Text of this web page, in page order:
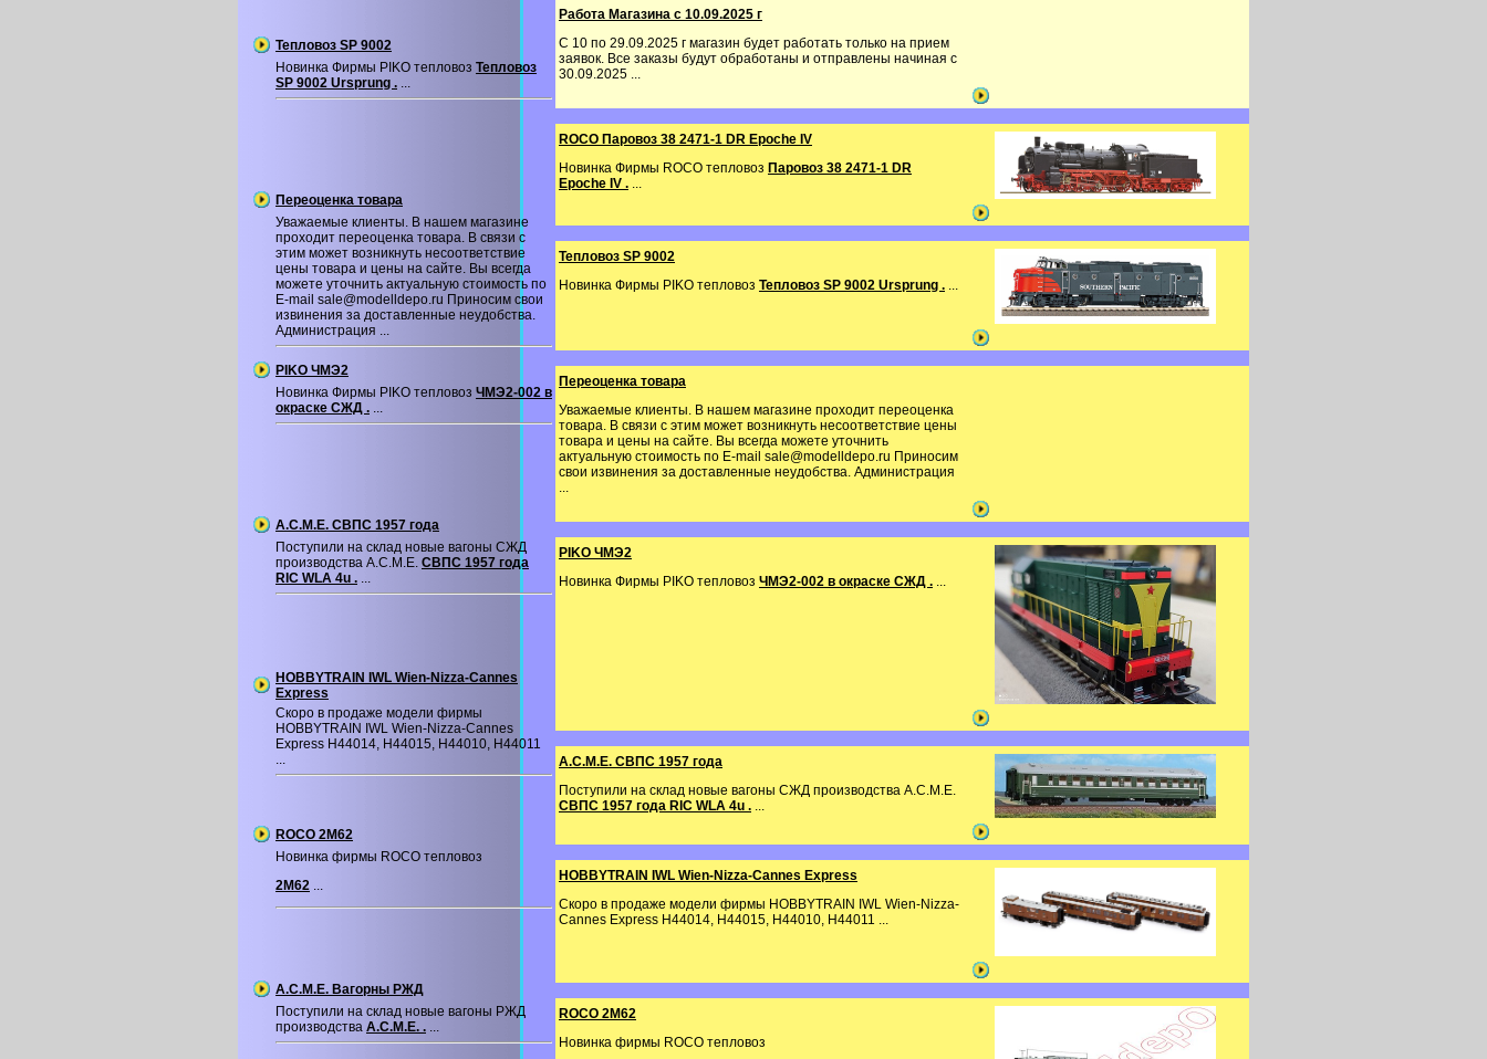
Тепловоз SP 9002
Новинка Фирмы PIKO тепловоз Тепловоз
SP 9002 Ursprung . ...
Переоценка товара
Уважаемые клиенты. В нашем магазине
проходит переоценка товара. В связи с
этим может возникнуть несоответствие
цены товара и цены на сайте. Вы всегда
можете уточнить актуальную стоимость по
E-mail sale@modelldepo.ru Приносим свои
извинения за доставленные неудобства.
Администрация ...
PIKO ЧМЭ2
Новинка Фирмы PIKO тепловоз ЧМЭ2-002 в
окраске СЖД . ...
A.C.M.E. СВПС 1957 года
Поступили на склад новые вагоны СЖД
производства A.C.M.E. СВПС 1957 года
RIC WLA 4u . ...
HOBBYTRAIN IWL Wien-Nizza-Cannes
Express
Скоро в продаже модели фирмы
HOBBYTRAIN IWL Wien-Nizza-Cannes
Express H44014, H44015, H44010, H44011
...
ROCO 2M62
Новинка фирмы ROCO тепловоз
2М62 ...
A.C.M.E. Вагорны РЖД
Поступили на склад новые вагоны РЖД
производства A.C.M.E. . ...
Работа Магазина с 10.09.2025 г
С 10 по 29.09.2025 г магазин будет работать только на прием
заявок. Все заказы будут обработаны и отправлены начиная с
30.09.2025 ...
ROCO Паровоз 38 2471-1 DR Epoche IV
Новинка Фирмы ROCO тепловоз Паровоз 38 2471-1 DR
Epoche IV . ...
Тепловоз SP 9002
Новинка Фирмы PIKO тепловоз Тепловоз SP 9002 Ursprung . ...
Переоценка товара
Уважаемые клиенты. В нашем магазине проходит переоценка
товара. В связи с этим может возникнуть несоответствие цены
товара и цены на сайте. Вы всегда можете уточнить
актуальную стоимость по E-mail sale@modelldepo.ru Приносим
свои извинения за доставленные неудобства. Администрация
...
PIKO ЧМЭ2
Новинка Фирмы PIKO тепловоз ЧМЭ2-002 в окраске СЖД . ...
A.C.M.E. СВПС 1957 года
Поступили на склад новые вагоны СЖД производства A.C.M.E.
СВПС 1957 года RIC WLA 4u . ...
HOBBYTRAIN IWL Wien-Nizza-Cannes Express
Скоро в продаже модели фирмы HOBBYTRAIN IWL Wien-Nizza-
Cannes Express H44014, H44015, H44010, H44011 ...
ROCO 2M62
Новинка фирмы ROCO тепловоз